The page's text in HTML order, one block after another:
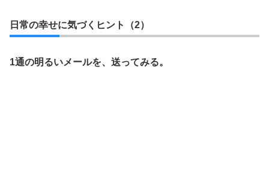
日常の幸せに気づくヒント（2）
1通の明るいメールを、送ってみる。